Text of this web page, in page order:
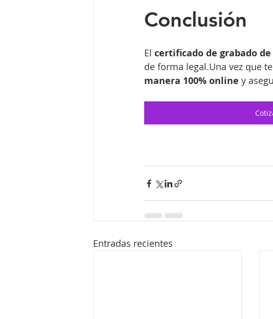
Conclusión
El certificado de grabado
de forma legal.Una vez que
manera 100% online y
Entradas recientes